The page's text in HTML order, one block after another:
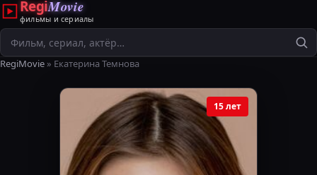
RegiMovie
фильмы и сериалы
Поиск
RegiMovie» Екатерина Темнова
15 лет